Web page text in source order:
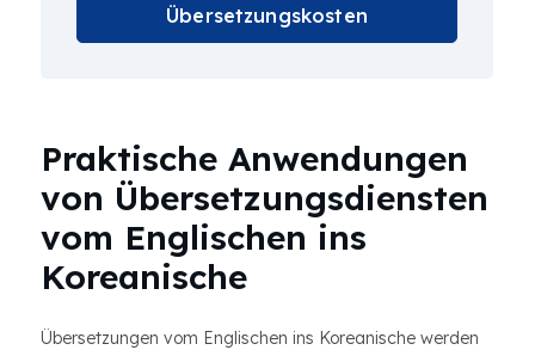
Übersetzungskosten
Praktische Anwendungen
von Übersetzungsdiensten
vom Englischen ins
Koreanische
Übersetzungen vom Englischen ins Koreanische werden